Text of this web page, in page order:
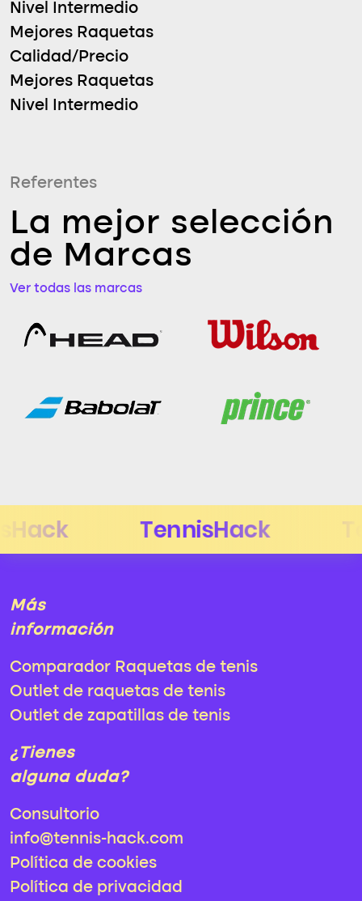
Nivel Intermedio
Mejores Raquetas
Calidad/Precio
Mejores Raquetas
Nivel Intermedio
Referentes
La mejor selección
de Marcas
Ver todas las marcas
Más
información
Comparador Raquetas de tenis
Outlet de raquetas de tenis
Outlet de zapatillas de tenis
¿Tienes
alguna duda?
Consultorio
info@tennis-hack.com
Política de cookies
Política de privacidad